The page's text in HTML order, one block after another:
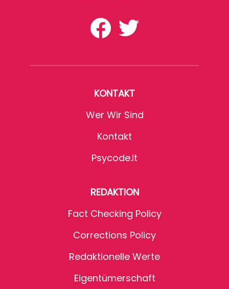
KONTAKT
Wer Wir Sind
Kontakt
Psycode.it
REDAKTION
Fact Checking Policy
Corrections Policy
Redaktionelle Werte
Eigentümerschaft